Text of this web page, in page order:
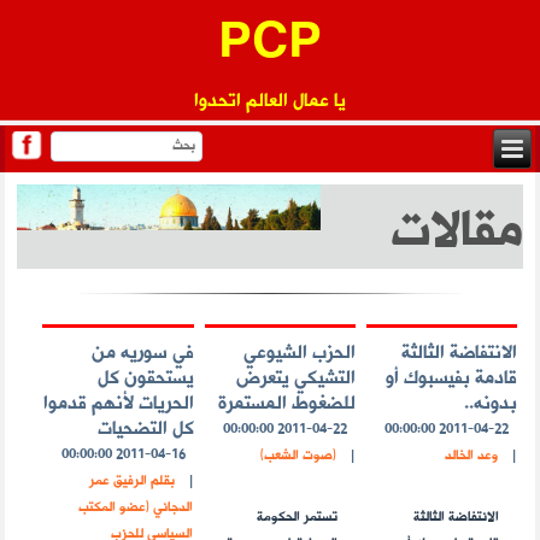
PCP
يا عمال العالم اتحدوا
مقالات
الانتفاضة الثالثة
قادمة بفيسبوك أو
بدونه..
2011-04-22 00:00:00
|
وعد الخالد
الانتفاضة الثالثة
الحزب الشيوعي
التشيكي يتعرض
للضغوط المستمرة
2011-04-22 00:00:00
|
(صوت الشعب)
تستمر الحكومة
في سوريه من
يستحقون كل
الحريات لأنهم قدموا
كل التضحيات
2011-04-16 00:00:00
|
بقلم الرفيق عمر
الدجاني (عضو المكتب
السياسي للحزب